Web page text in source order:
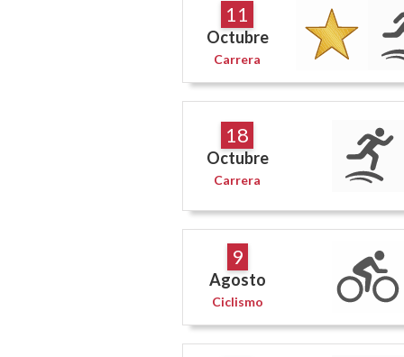
11
Octubre
Carrera
18
Octubre
Carrera
9
Agosto
Ciclismo